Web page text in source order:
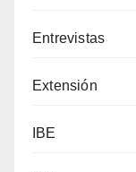
Entrevistas
Extensión
IBE